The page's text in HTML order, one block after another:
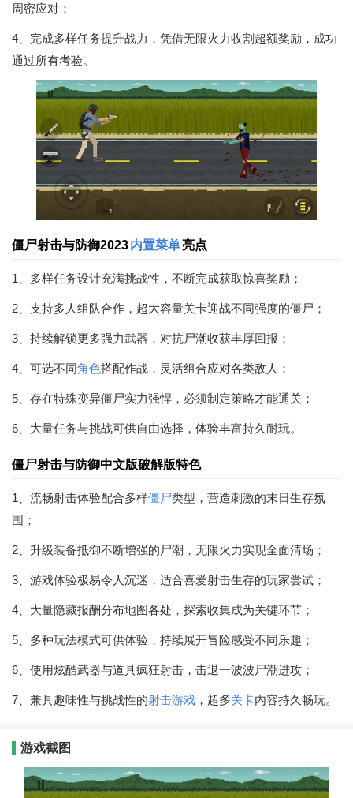
周密应对；
4、完成多样任务提升战力，凭借无限火力收割超额奖励，成功
通过所有考验。
僵尸射击与防御2023内置菜单亮点
1、多样任务设计充满挑战性，不断完成获取惊喜奖励；
2、支持多人组队合作，超大容量关卡迎战不同强度的僵尸；
3、持续解锁更多强力武器，对抗尸潮收获丰厚回报；
4、可选不同角色搭配作战，灵活组合应对各类敌人；
5、存在特殊变异僵尸实力强悍，必须制定策略才能通关；
6、大量任务与挑战可供自由选择，体验丰富持久耐玩。
僵尸射击与防御中文版破解版特色
1、流畅射击体验配合多样僵尸类型，营造刺激的末日生存氛
围；
2、升级装备抵御不断增强的尸潮，无限火力实现全面清场；
3、游戏体验极易令人沉迷，适合喜爱射击生存的玩家尝试；
4、大量隐藏报酬分布地图各处，探索收集成为关键环节；
5、多种玩法模式可供体验，持续展开冒险感受不同乐趣；
6、使用炫酷武器与道具疯狂射击，击退一波波尸潮进攻；
7、兼具趣味性与挑战性的射击游戏 ，超多关卡内容持久畅玩。
游戏截图